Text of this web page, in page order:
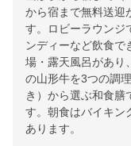
から宿まで無料送迎
す。ロビーラウンジ
ンディーなど飲食で
場・露天風呂があり
の山形牛を3つの調
き）から選ぶ和食膳
す。朝食はバイキン
あります。